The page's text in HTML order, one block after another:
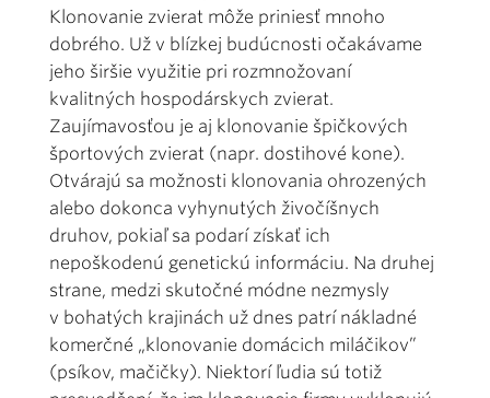
Klonovanie zvierat môže priniesť mnoho
dobrého. Už v blízkej budúc­nosti očakávame
jeho širšie využitie pri rozmnožovaní
kvalitných hospodárskych zvierat.
Zaujímavosťou je aj klonovanie špičkových
športových zvierat (napr. dostihové kone).
Otvárajú sa možnosti klonovania ohrozených
alebo dokonca vyhynutých živočíšnych
druhov, pokiaľ sa podarí získať ich
nepoškodenú genetickú informáciu. Na druhej
strane, medzi skutočné módne nezmysly
v bohatých krajinách už dnes patrí nákladné
komerčné „klonovanie domácich miláčikov”
(psíkov, mačičky). Niektorí ľudia sú totiž